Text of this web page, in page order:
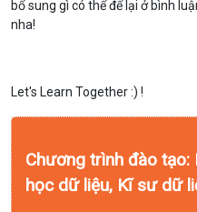
bổ sung gì có thể để lại ở bình
nha!
Let's Learn Together :) !
Chương trình đào tạo:
học dữ liệu, Kĩ sư dữ